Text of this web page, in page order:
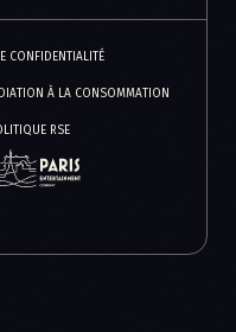
CONFIDENTIALITÉ
À LA CONSOMMATION
RSE